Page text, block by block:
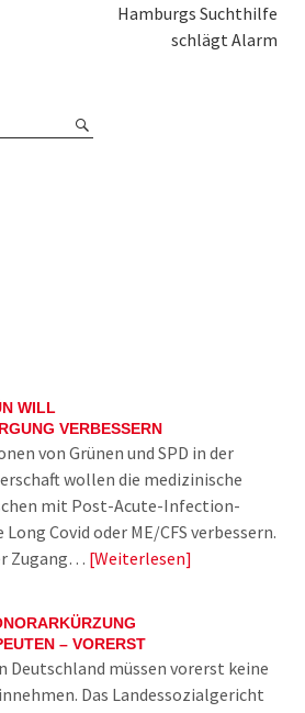
Hamburgs Suchthilfe
schlägt Alarm
WILL
VERBESSERN
von Grünen und SPD in der
wollen die medizinische
mit Post-Acute-Infection-
Covid oder ME/CFS verbessern.
Zugang… Weiterlesen
– VORERST
Deutschland müssen vorerst keine
Das Landessozialgericht